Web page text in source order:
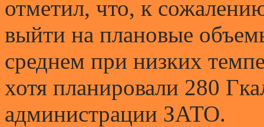
отметил, что, к
выйти на плановые
среднем при низких
хотя планировали 280
администрации ЗАТО.